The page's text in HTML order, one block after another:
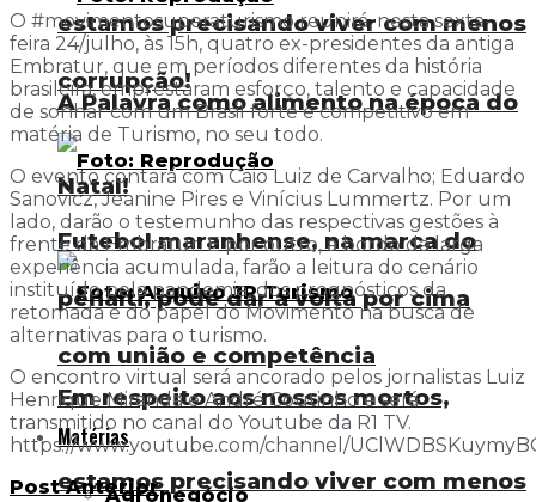
estamos precisando viver com menos
corrupção!
Futebol maranhense, na marca do
pênalti, pode dar a volta por cima
com união e competência
Matérias
Agronegócio
A Palavra como alimento na época do
Natal!
Em respeito aos nossos mortos,
estamos precisando viver com menos
O #movimentosuperaturismo reunirá, nesta sexta-
feira 24/julho, às 15h, quatro ex-presidentes da antiga
Embratur, que em períodos diferentes da história
brasileira, emprestaram esforço, talento e capacidade
de sonhar com um Brasil forte e competitivo em
matéria de Turismo, no seu todo.
O evento contará com Caio Luiz de Carvalho; Eduardo
Sanovicz, Jeanine Pires e Vinícius Lummertz. Por um
lado, darão o testemunho das respectivas gestões à
frente da Embratur. E por outro, a bordo da larga
experiência acumulada, farão a leitura do cenário
instituído pela pandemia, dos prognósticos da
retomada e do papel do Movimento na busca de
alternativas para o turismo.
O encontro virtual será ancorado pelos jornalistas Luiz
Henrique Miranda e André Coutinho e será
transmitido no canal do Youtube da R1 TV.
https://www.youtube.com/channel/
Post Anterior